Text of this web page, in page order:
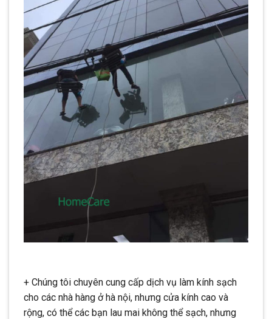
+ Chúng tôi chuyên cung cấp dịch vụ làm kính sạch
cho các nhà hàng ở hà nội, nhưng cửa kính cao và
rộng, có thể các bạn lau mai không thể sạch, nhưng